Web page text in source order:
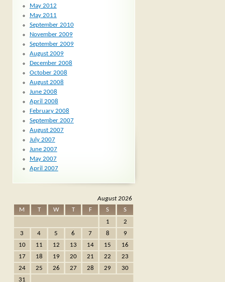
May 2012
May 2011
September 2010
November 2009
September 2009
August 2009
December 2008
October 2008
August 2008
June 2008
April 2008
February 2008
September 2007
August 2007
July 2007
June 2007
May 2007
April 2007
August 2026
M
T W T F S
S
1
2
3
4 5 6 7 8
9
10
11 12 13 14 15
16
17
18 19 20 21 22
23
24
25 26 27 28 29
30
31